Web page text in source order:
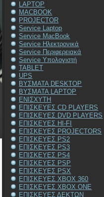
LAPTOP
MACBOOK
PROJECTOR
Service Laptop
Service MacBook
Service Ηλεκτρονικά
Service Περιφερειακά
Service Υπολογιστή
TABLET
UPS
ΒΥΣΜΑΤΑ DESKTOP
ΒΥΣΜΑΤΑ LAPTOP
ΕΝΙΣΧΥΤΗ
ΕΠΙΣΚΕΥΕΣ CD PLAYERS
ΕΠΙΣΚΕΥΕΣ DVD PLAYERS
ΕΠΙΣΚΕΥΕΣ HI-FI
ΕΠΙΣΚΕΥΕΣ PROJECTORS
ΕΠΙΣΚΕΥΕΣ PS2
ΕΠΙΣΚΕΥΕΣ PS3
ΕΠΙΣΚΕΥΕΣ PS4
ΕΠΙΣΚΕΥΕΣ PSP
ΕΠΙΣΚΕΥΕΣ PSX
ΕΠΙΣΚΕΥΕΣ XBOX 360
ΕΠΙΣΚΕΥΕΣ XBOX ONE
ΕΠΙΣΚΕΥΕΣ ΔΕΚΤΩΝ